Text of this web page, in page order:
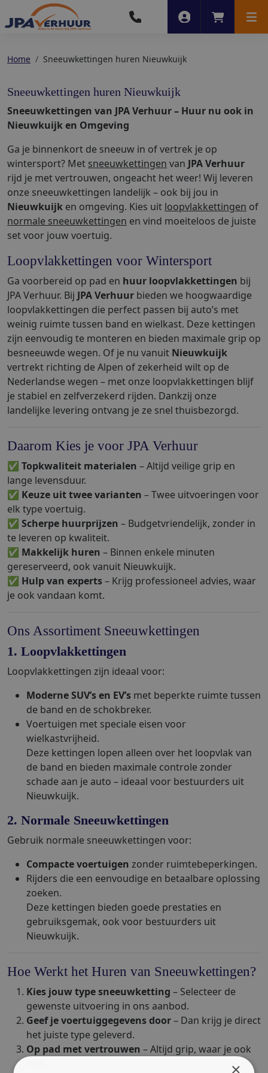
Account
Home Sneeuwkettingen huren Nieuwkuijk
Sneeuwkettingen huren Nieuwkuijk
Sneeuwkettingen van JPA Verhuur – Huur nu ook in
Nieuwkuijk en Omgeving
Ga je binnenkort de sneeuw in of vertrek je op
wintersport? Met sneeuwkettingen van JPA Verhuur
rijd je met vertrouwen, ongeacht het weer! Wij leveren
onze sneeuwkettingen landelijk – ook bij jou in
Nieuwkuijk en omgeving. Kies uit loopvlakkettingen of
normale sneeuwkettingen en vind moeiteloos de juiste
set voor jouw voertuig.
Loopvlakkettingen voor Wintersport
Ga voorbereid op pad en huur loopvlakkettingen bij
JPA Verhuur. Bij JPA Verhuur bieden we hoogwaardige
loopvlakkettingen die perfect passen bij auto’s met
weinig ruimte tussen band en wielkast. Deze kettingen
zijn eenvoudig te monteren en bieden maximale grip op
besneeuwde wegen. Of je nu vanuit Nieuwkuijk
vertrekt richting de Alpen of zekerheid wilt op de
Nederlandse wegen – met onze loopvlakkettingen blijf
je stabiel en zelfverzekerd rijden. Dankzij onze
landelijke levering ontvang je ze snel thuisbezorgd.
Daarom Kies je voor JPA Verhuur
✅ Topkwaliteit materialen – Altijd veilige grip en
lange levensduur.
✅ Keuze uit twee varianten – Twee uitvoeringen voor
elk type voertuig.
✅ Scherpe huurprijzen – Budgetvriendelijk, zonder in
te leveren op kwaliteit.
✅ Makkelijk huren – Binnen enkele minuten
gereserveerd, ook vanuit Nieuwkuijk.
✅ Hulp van experts– Krijg professioneel advies, waar
je ook vandaan komt.
Ons Assortiment Sneeuwkettingen
1. Loopvlakkettingen
Loopvlakkettingen zijn ideaal voor:
Moderne SUV’s en EV’s met beperkte ruimte tussen
de band en de schokbreker.
Voertuigen met speciale eisen voor
wielkastvrijheid.
Deze kettingen lopen alleen over het loopvlak van
de band en bieden maximale controle zonder
schade aan je auto – ideaal voor bestuurders uit
Nieuwkuijk.
2. Normale Sneeuwkettingen
Gebruik normale sneeuwkettingen voor:
Compacte voertuigen zonder ruimtebeperkingen.
Rijders die een eenvoudige en betaalbare oplossing
zoeken.
Deze kettingen bieden goede prestaties en
gebruiksgemak, ook voor bestuurders uit
Nieuwkuijk.
Hoe Werkt het Huren van Sneeuwkettingen?
Kies jouw type sneeuwketting – Selecteer de
gewenste uitvoering in ons aanbod.
Geef je voertuiggegevens door– Dan krijg je direct
het juiste type geleverd.
Op pad met vertrouwen – Altijd grip, waar je ook